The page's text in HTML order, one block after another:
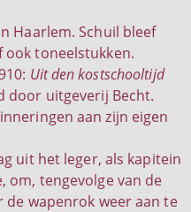
Haarlem. Schuil bleef
toneelstukken.
Uit den kostschooltijd
door uitgeverij Becht.
aan zijn eigen
uit het leger, als kapitein
om, tengevolge van de
wapenrok weer aan te